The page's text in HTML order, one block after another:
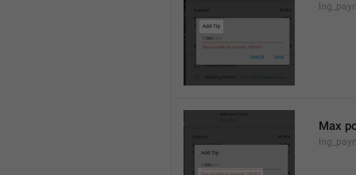
Max